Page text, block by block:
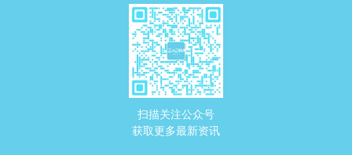
扫描关注公众号
获取更多最新资讯